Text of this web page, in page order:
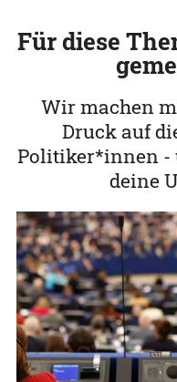
Für diese
Wir machen
Druck auf
Politiker*innen -
deine